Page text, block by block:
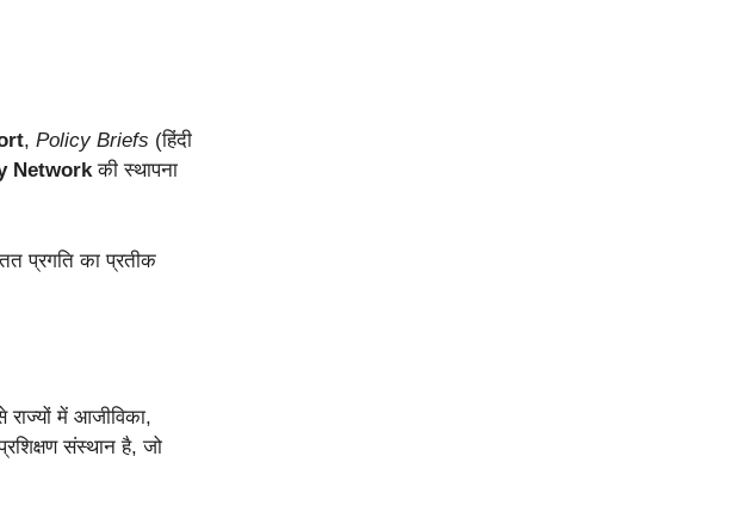
, Policy Briefs (हिंदी
Networkकी स्थापना
प्रगति का प्रतीक
में आजीविका,
संस्थान है, जो